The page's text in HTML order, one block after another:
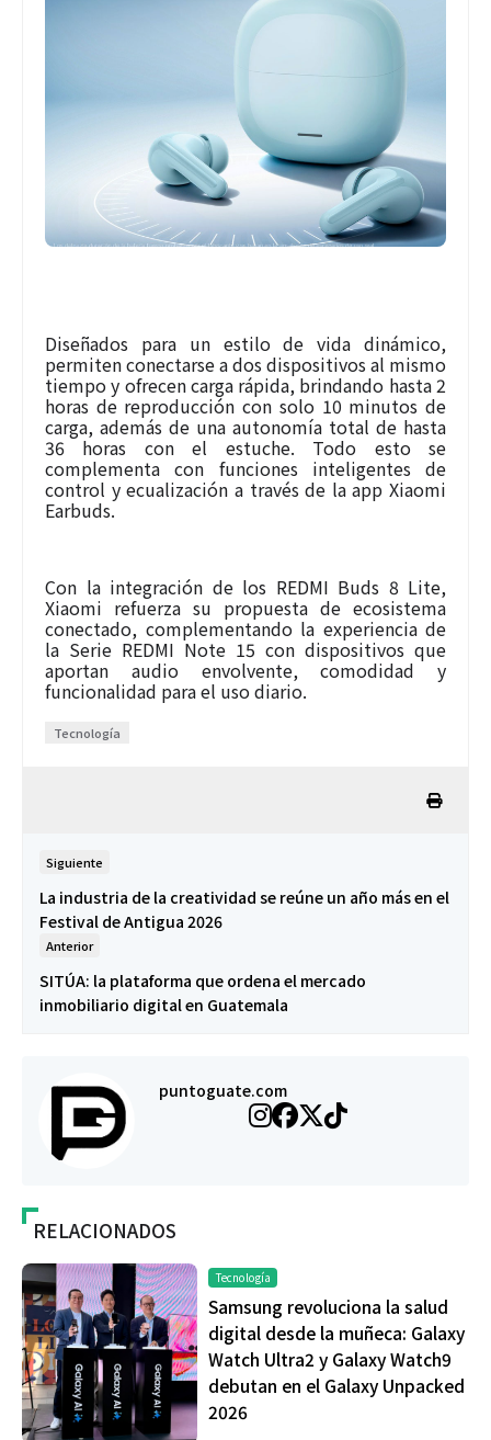
Diseñados para un estilo de vida dinámico,
permiten conectarse a dos dispositivos al mismo
tiempo y ofrecen carga rápida, brindando hasta 2
horas de reproducción con solo 10 minutos de
carga, además de una autonomía total de hasta
36 horas con el estuche. Todo esto se
complementa con funciones inteligentes de
control y ecualización a través de la app Xiaomi
Earbuds.
Con la integración de los REDMI Buds 8 Lite,
Xiaomi refuerza su propuesta de ecosistema
conectado, complementando la experiencia de
la Serie REDMI Note 15 con dispositivos que
aportan audio envolvente, comodidad y
funcionalidad para el uso diario.
Tecnología
Siguiente
La industria de la creatividad se reúne un año más en el
Festival de Antigua 2026
Anterior
SITÚA: la plataforma que ordena el mercado
inmobiliario digital en Guatemala
puntoguate.com
RELACIONADOS
Tecnología
Samsung revoluciona la salud
digital desde la muñeca: Galaxy
Watch Ultra2 y Galaxy Watch9
debutan en el Galaxy Unpacked
2026